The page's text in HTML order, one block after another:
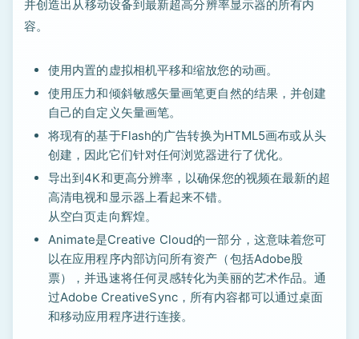
并创造出从移动设备到最新超高分辨率显示器的所有内
容。
使用内置的虚拟相机平移和缩放您的动画。
使用压力和倾斜敏感矢量画笔更自然的结果，并创建
自己的自定义矢量画笔。
将现有的基于Flash的广告转换为HTML5画布或从头
创建，因此它们针对任何浏览器进行了优化。
导出到4K和更高分辨率，以确保您的视频在最新的超
高清电视和显示器上看起来不错。
从空白页走向辉煌。
Animate是Creative Cloud的一部分，这意味着您可
以在应用程序内部访问所有资产（包括Adobe股
票），并迅速将任何灵感转化为美丽的艺术作品。通
过Adobe CreativeSync，所有内容都可以通过桌面
和移动应用程序进行连接。